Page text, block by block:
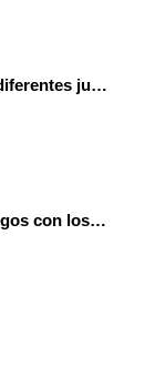
Programa con Scratch, 8 diferentes juegos para vivir la emoción de los partidos de España en el mundial 2026
Programa con Scratch juegos con los partidos del mundial 2026 ganados por España